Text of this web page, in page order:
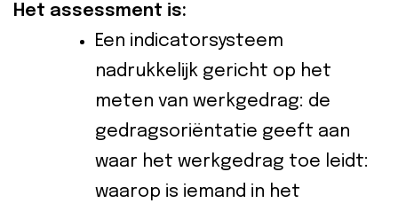
Het assessment is:
Een indicatorsysteem
nadrukkelijk gericht op het
meten van werkgedrag: de
gedragsoriëntatie geeft aan
waar het werkgedrag toe leidt:
waarop is iemand in het